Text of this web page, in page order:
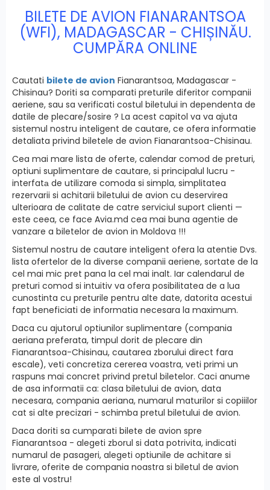
BILETE DE AVION FIANARANTSOA
(WFI), MADAGASCAR - CHIȘINĂU.
CUMPĂRA ONLINE
Cautati bilete de avion Fianarantsoa, Madagascar -
Chisinau? Doriti sa comparati preturile diferitor companii
aeriene, sau sa verificati costul biletului in dependenta de
datile de plecare/sosire ? La acest capitol va va ajuta
sistemul nostru inteligent de cautare, ce ofera informatie
detaliata privind biletele de avion Fianarantsoa-Chisinau.
Cea mai mare lista de oferte, calendar comod de preturi,
optiuni suplimentare de cautare, si principalul lucru -
interfatа de utilizare comoda si simpla, simplitatea
rezervarii si achitarii biletului de avion cu deservirea
ulterioara de calitate de catre serviciul suport clienti —
este ceea, ce face Avia.md cea mai buna agentie de
vanzare a biletelor de avion in Moldova !!!
Sistemul nostru de cautare inteligent ofera la atentie Dvs.
lista ofertelor de la diverse companii aeriene, sortate de la
cel mai mic pret pana la cel mai inalt. Iar calendarul de
preturi comod si intuitiv va ofera posibilitatea de a lua
cunostinta cu preturile pentru alte date, datorita acestui
fapt beneficiati de informatia necesara la maximum.
Daca cu ajutorul optiunilor suplimentare (compania
aeriana preferata, timpul dorit de plecare din
Fianarantsoa-Chisinau, cautarea zborului direct fara
escale), veti concretiza cererea voastra, veti primi un
raspuns mai concret privind pretul biletelor. Caci anume
de asa informatii ca: clasa biletului de avion, data
necesara, compania aeriana, numarul maturilor si copiiilor
cat si alte precizari - schimba pretul biletului de avion.
Daca doriti sa cumparati bilete de avion spre
Fianarantsoa - alegeti zborul si data potrivita, indicati
numarul de pasageri, alegeti optiunile de achitare si
livrare, oferite de compania noastra si biletul de avion
este al vostru!